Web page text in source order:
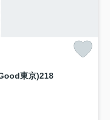
東京)218